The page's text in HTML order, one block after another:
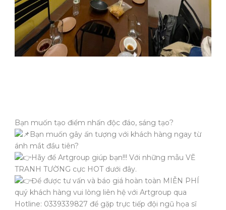
Bạn muốn tạo điểm nhấn độc đáo, sáng tạo?
Bạn muốn gây ấn tượng với khách hàng ngay từ
ánh mắt đầu tiên?
Hãy để Artgroup giúp bạn!!! Với những mẫu VẼ
TRANH TƯỜNG cực HOT dưới đây.
Để được tư vấn và báo giá hoàn toàn MIỄN PHÍ
quý khách hàng vui lòng liên hệ với Artgroup qua
Hotline: 0339339827 để gặp trực tiếp đội ngũ họa sĩ